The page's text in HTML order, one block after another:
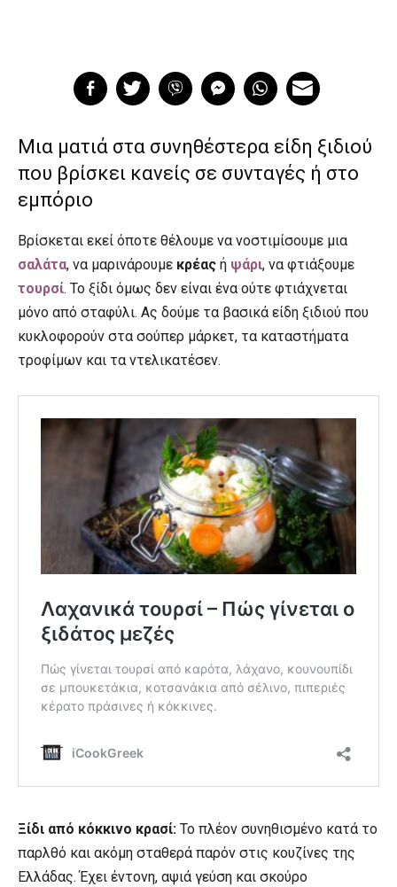
Μια ματιά στα συνηθέστερα είδη ξιδιού
που βρίσκει κανείς σε συνταγές ή στο
εμπόριο
Βρίσκεται εκεί όποτε θέλουμε να νοστιμίσουμε μια
σαλάτα, να μαρινάρουμε κρέας ή ψάρι, να φτιάξουμε
τουρσί. Το ξίδι όμως δεν είναι ένα ούτε φτιάχνεται
μόνο από σταφύλι. Ας δούμε τα βασικά είδη ξιδιού που
κυκλοφορούν στα σούπερ μάρκετ, τα καταστήματα
τροφίμων και τα ντελικατέσεν.
Ξίδι από κόκκινο κρασί: Το πλέον συνηθισμένο κατά το
παρλθό και ακόμη σταθερά παρόν στις κουζίνες της
Ελλάδας. Έχει έντονη, αψιά γεύση και σκούρο